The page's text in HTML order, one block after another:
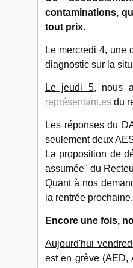
contaminations,
tout prix.
Le mercredi 4, une
diagnostic sur la
Le jeudi 5, nous
représentant.es du
Les réponses du
seulement deux
La proposition de
assumée" du
Quant à nos
la rentrée
Encore une fois,
Aujourd'hui
est en grève (AED,